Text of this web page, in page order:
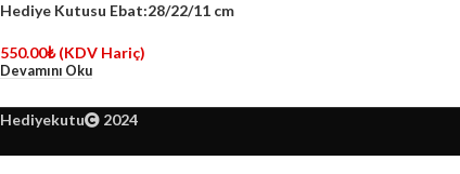
Hediye Kutusu Ebat:28/22/11 cm
550.00₺ (KDV Hariç)
Devamını Oku
Hediyekutu 2024